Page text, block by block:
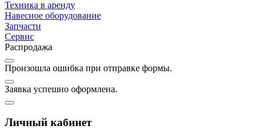
Техника в аренду
Навесное оборудование
Запчасти
Сервис
Распродажа
Произошла ошибка при отправке формы.
Заявка успешно оформлена.
Личный кабинет